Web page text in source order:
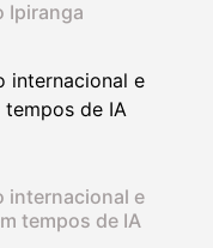
Ipiranga
internacional e
tempos de IA